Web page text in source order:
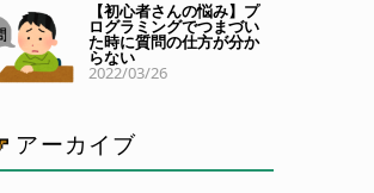
【初心者さんの悩み】プ
ログラミングでつまづい
た時に質問の仕方が分か
らない
2022/03/26
アーカイブ